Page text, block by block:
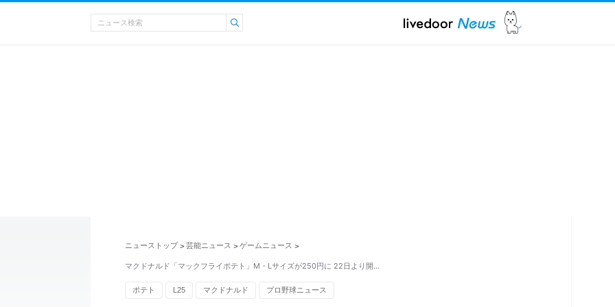
ニューストップ > 芸能ニュース > ゲームニュース >
マクドナルド「マックフライポテト」M・Lサイズが250円に 22日より開…
ポテト L25 マクドナルド プロ野球ニュース